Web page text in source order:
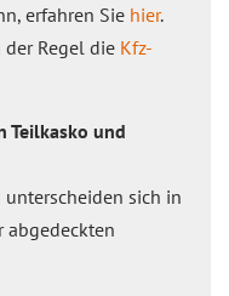
erfahren Sie hier.
Regel die Kfz-
Teilkasko und
sich in
abgedeckten